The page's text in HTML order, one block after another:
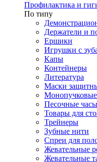
Профилактика и
По типу
Держатели и
Ершики
Игрушки с
Капы
Контейнеры
Литература
Маски
Песочные часы
Товары для
Трейнеры
Зубные нити
Спреи для
Жевательные
Жевательные